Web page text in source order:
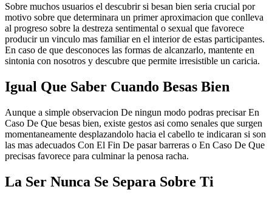
Sobre muchos usuarios el descubrir si besan bien seria crucial por
motivo sobre que determinara un primer aproximacion que conlleva
al progreso sobre la destreza sentimental o sexual que favorece
producir un vinculo mas familiar en el interior de estas participantes.
En caso de que desconoces las formas de alcanzarlo, mantente en
sintonia con nosotros y descubre que permite irresistible un caricia.
Igual Que Saber Cuando Besas Bien
Aunque a simple observacion De ningun modo podras precisar En
Caso De Que besas bien, existe gestos asi­ como senales que surgen
momentaneamente desplazandolo hacia el cabello te indicaran si son
las mas adecuados Con El Fin De pasar barreras o En Caso De Que
precisas favorece para culminar la penosa racha.
La Ser Nunca Se Separa Sobre Ti